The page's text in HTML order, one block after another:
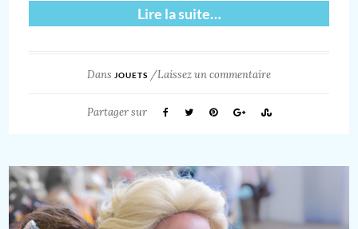
Lire la suite…
Dans JOUETS /Laissez un commentaire
Partager sur